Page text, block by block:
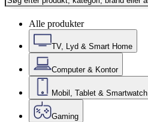
Alle produkter
TV, Lyd & Smart Home
Computer & Kontor
Mobil, Tablet & Smartwatch
Gaming